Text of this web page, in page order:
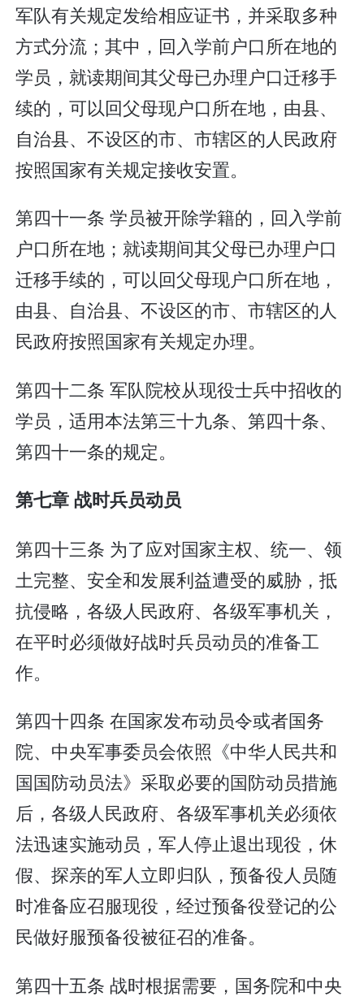
军队有关规定发给相应证书，并采取多种
方式分流；其中，回入学前户口所在地的
学员，就读期间其父母已办理户口迁移手
续的，可以回父母现户口所在地，由县、
自治县、不设区的市、市辖区的人民政府
按照国家有关规定接收安置。
第四十一条 学员被开除学籍的，回入学前
户口所在地；就读期间其父母已办理户口
迁移手续的，可以回父母现户口所在地，
由县、自治县、不设区的市、市辖区的人
民政府按照国家有关规定办理。
第四十二条 军队院校从现役士兵中招收的
学员，适用本法第三十九条、第四十条、
第四十一条的规定。
第七章 战时兵员动员
第四十三条 为了应对国家主权、统一、领
土完整、安全和发展利益遭受的威胁，抵
抗侵略，各级人民政府、各级军事机关，
在平时必须做好战时兵员动员的准备工
作。
第四十四条 在国家发布动员令或者国务
院、中央军事委员会依照《中华人民共和
国国防动员法》采取必要的国防动员措施
后，各级人民政府、各级军事机关必须依
法迅速实施动员，军人停止退出现役，休
假、探亲的军人立即归队，预备役人员随
时准备应召服现役，经过预备役登记的公
民做好服预备役被征召的准备。
第四十五条 战时根据需要，国务院和中央